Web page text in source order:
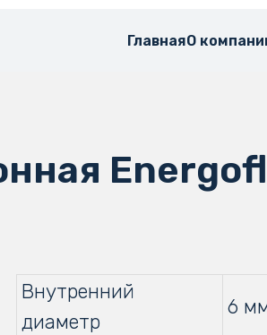
ГлавнаяО
Внутренний
диаметр
6